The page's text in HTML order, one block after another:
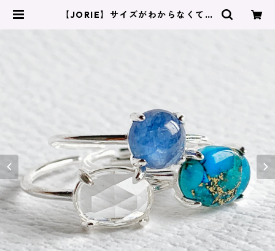
【JORIE】サイズがわからなくても